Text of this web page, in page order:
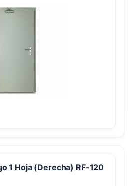
1 Hoja (Derecha) RF-120